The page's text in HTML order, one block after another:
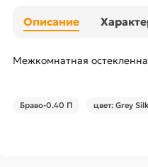
Описание
Межкомнатная
Браво-0.40 П цвет: Grey Silk